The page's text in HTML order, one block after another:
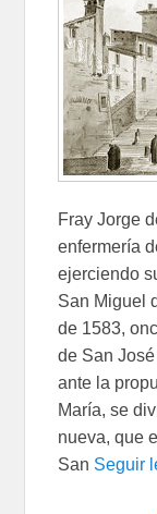
Fray Jorge
enfermería
ejerciendo
San Miguel
de 1583,
de San
ante la
María, se
nueva, que
San Seguir